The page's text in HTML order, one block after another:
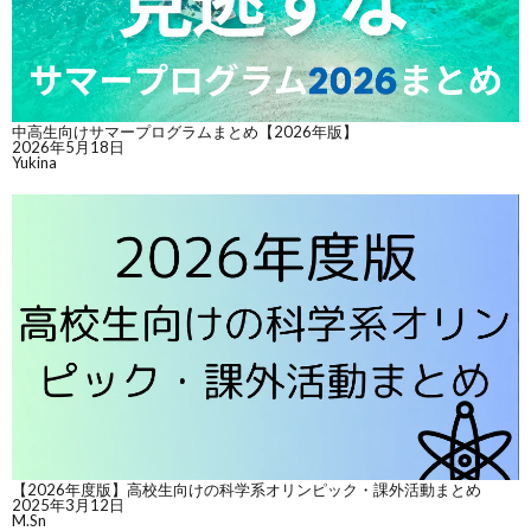
中高生向けサマープログラムまとめ【2026年版】
2026年5月18日
Yukina
【2026年度版】高校生向けの科学系オリンピック・課外活動まとめ
2025年3月12日
M.Sn